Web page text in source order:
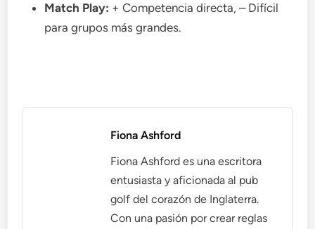
Match Play: + Competencia directa, – Difícil
para grupos más grandes.
Fiona Ashford
Fiona Ashford es una escritora
entusiasta y aficionada al pub
golf del corazón de Inglaterra.
Con una pasión por crear reglas